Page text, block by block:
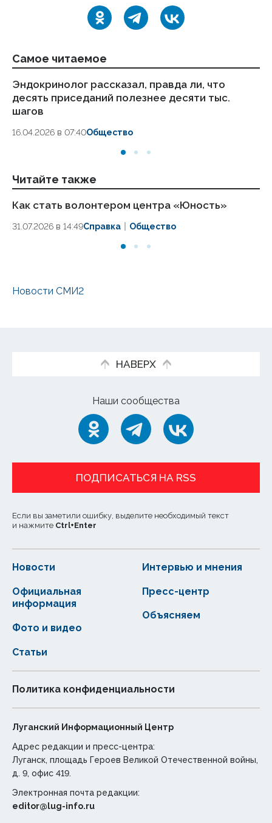
Самое читаемое
Эндокринолог рассказал, правда ли, что
десять приседаний полезнее десяти тыс.
шагов
16.04.2026 в 07:40Общество
Читайте также
Как стать волонтером центра «Юность»
31.07.2026 в 14:49Справка Общество
Новости СМИ2
НАВЕРХ
Наши сообщества
ПОДПИСАТЬСЯ НА RSS
Если вы заметили ошибку, выделите необходимый текст
и нажмите Ctrl+Enter
Новости
Статьи
Официальная
информация
Интервью и мнения
Фото и видео
Пресс-центр
Объясняем
Политика конфиденциальности
Луганский Информационный Центр
Адрес редакции и пресс-центра:
Луганск, площадь Героев Великой Отечественной войны,
д. 9, офис 419.
Электронная почта редакции:
editor@lug-info.ru